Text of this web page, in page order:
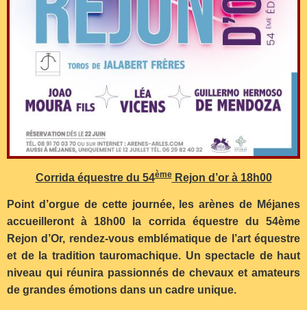
Corrida équestre du 54èmeRejon d’or à 18h00
Point d’orgue de cette journée, les arènes de Méjanes
accueilleront à 18h00 la corrida équestre du 54ème
Rejon d’Or, rendez-vous emblématique de l’art équestre
et de la tradition tauromachique. Un spectacle de haut
niveau qui réunira passionnés de chevaux et amateurs
de grandes émotions dans un cadre unique.